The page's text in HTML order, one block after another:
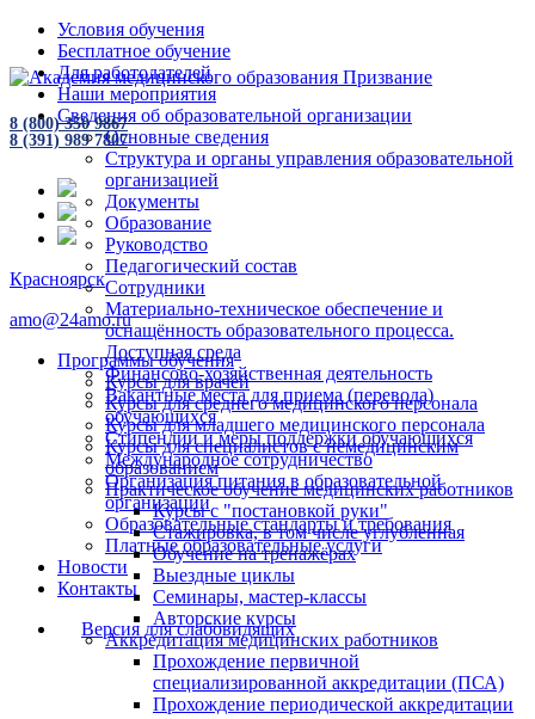
Условия обучения
Бесплатное обучение
Для работодателей
Наши мероприятия
Сведения об образовательной организации
Основные сведения
Структура и органы управления образовательной
организацией
Документы
Образование
Руководство
Педагогический состав
Сотрудники
Материально-техническое обеспечение и
оснащённость образовательного процесса.
Доступная среда
Финансово-хозяйственная деятельность
Вакантные места для приема (перевода)
обучающихся
Стипендии и меры поддержки обучающихся
Международное сотрудничество
Организация питания в образовательной
организации
Образовательные стандарты и требования
Платные образовательные услуги
Новости
Контакты
Версия для слабовидящих
8 (800) 350 9867
8 (391) 989 7807
Красноярск
amo@24amo.ru
Программы обучения
Курсы для врачей
Курсы для среднего медицинского персонала
Курсы для младшего медицинского персонала
Курсы для специалистов с немедицинским
образованием
Практическое обучение медицинских работников
Курсы с "постановкой руки"
Стажировка, в том числе углубленная
Обучение на тренажёрах
Выездные циклы
Семинары, мастер-классы
Авторские курсы
Аккредитация медицинских работников
Прохождение первичной
специализированной аккредитации (ПСА)
Прохождение периодической аккредитации